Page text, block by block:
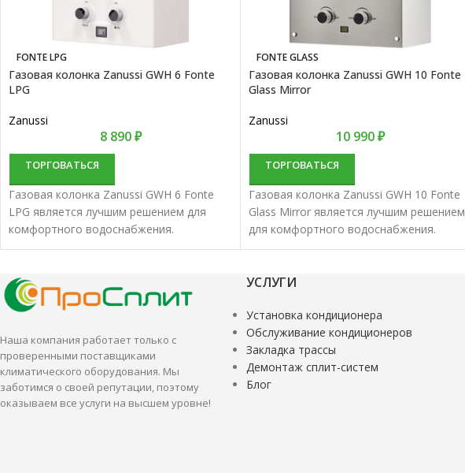
FONTE LPG
Газовая колонка Zanussi GWH 6 Fonte
LPG
Zanussi
8 890₽
ТОРГОВАТЬСЯ
Газовая колонка Zanussi GWH 6 Fonte
LPG является лучшим решением для
комфортного водоснабжения.
Водонагреватели проточные газовые
надежностью.
FONTE GLASS
Газовая колонка Zanussi GWH 10 Fonte
Glass Mirror
Zanussi
10 990₽
ТОРГОВАТЬСЯ
Газовая колонка Zanussi GWH 10 Fonte
Glass Mirror является лучшим решением
для комфортного водоснабжения.
Водонагреватели проточные газовые
надежностью.
Наша компания работает только с
проверенными поставщиками
климатического оборудования. Мы
заботимся о своей репутации, поэтому
оказываем все услуги на высшем уровне!
УСЛУГИ
Установка кондиционера
Обслуживание кондиционеров
Закладка трассы
Демонтаж сплит-систем
Блог